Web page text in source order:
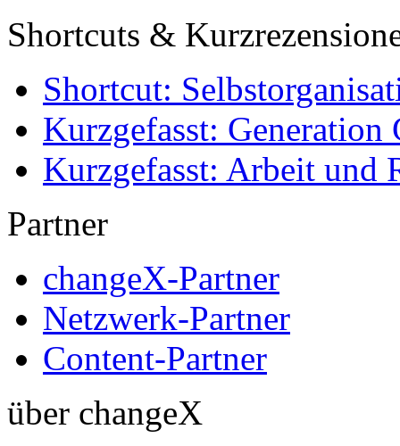
Shortcuts &
Shortcut:
Kurzgefasst: Generation
Kurzgefasst: Arbeit und
Partner
changeX-Partner
Netzwerk-Partner
Content-Partner
über changeX